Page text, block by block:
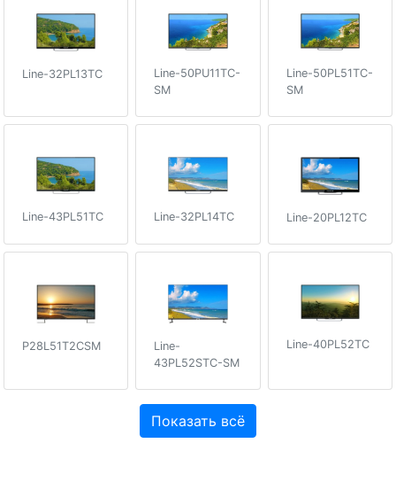
Line-32PL13TC
Line-50PU11TC-
SM
Line-50PL51TC-
SM
Line-43PL51TC Line-32PL14TC Line-20PL12TC
P28L51T2CSM
Line-
43PL52STC-SM
Line-40PL52TC
Показать всё